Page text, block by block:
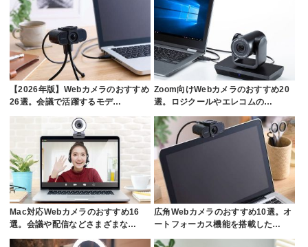
【2026年版】Webカメラのおすすめ
26選。会議で活躍するモデ…
Zoom向けWebカメラのおすすめ20
選。ロジクールやエレコムの…
Mac対応Webカメラのおすすめ16
選。会議や配信などさまざまな…
広角Webカメラのおすすめ10選。オ
ートフォーカス機能を搭載した…